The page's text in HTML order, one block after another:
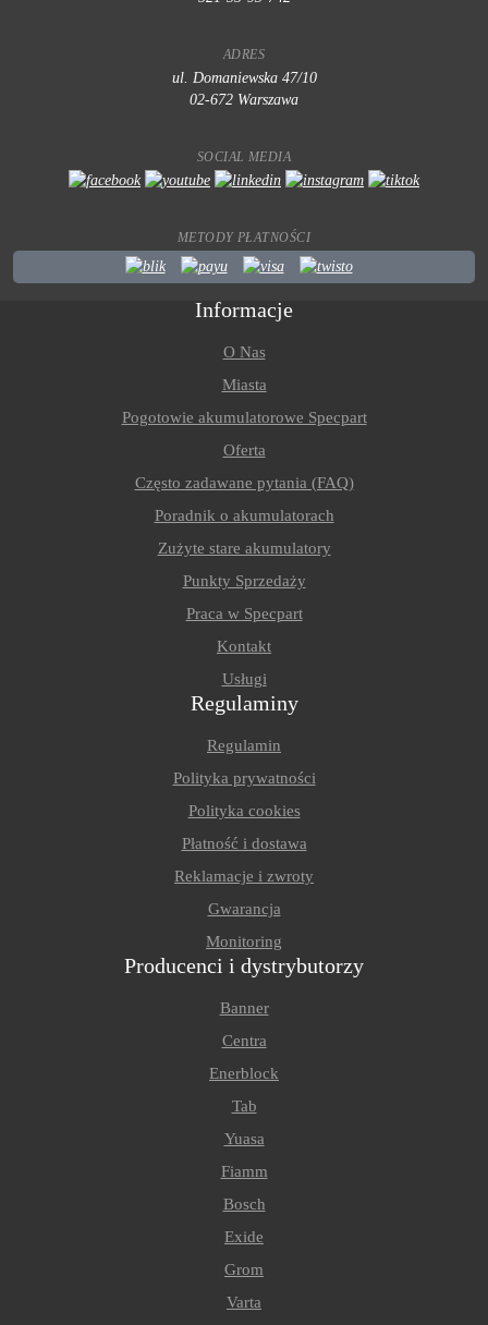
ADRES
ul. Domaniewska 47/10
02-672 Warszawa
SOCIAL MEDIA
METODY PŁATNOŚCI
Informacje
O Nas
Miasta
Pogotowie akumulatorowe Specpart
Oferta
Często zadawane pytania (FAQ)
Poradnik o akumulatorach
Zużyte stare akumulatory
Punkty Sprzedaży
Praca w Specpart
Kontakt
Usługi
Regulaminy
Regulamin
Polityka prywatności
Polityka cookies
Płatność i dostawa
Reklamacje i zwroty
Gwarancja
Monitoring
Producenci i dystrybutorzy
Banner
Centra
Enerblock
Tab
Yuasa
Fiamm
Bosch
Exide
Grom
Varta